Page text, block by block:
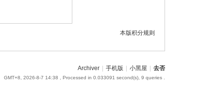
本版积分规则
Archiver 手机版 小黑屋 去否
GMT+8, 2026-8-7 14:38 , Processed in 0.033091 second(s), 9 queries .